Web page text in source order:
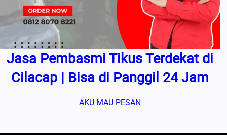
Jasa Pembasmi Tikus Terdekat di
Cilacap | Bisa di Panggil 24 Jam
AKU MAU PESAN